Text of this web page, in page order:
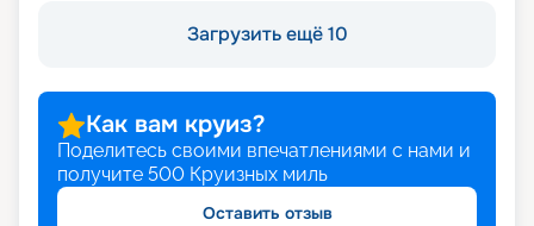
Загрузить ещё 10
Как вам круиз?
Поделитесь своими впечатлениями с нами и
получите 500 Круизных миль
Оставить отзыв